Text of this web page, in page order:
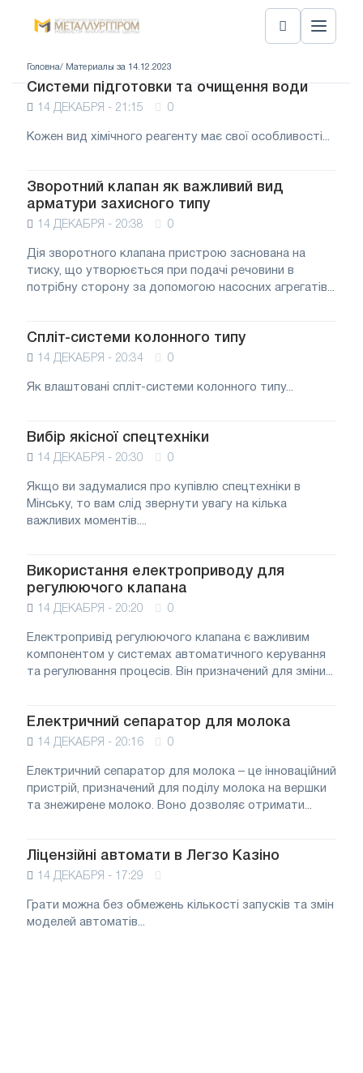
Головна/ Материалы за 14.12.2023
Системи підготовки та очищення води
14 ДЕКАБРЯ - 21:15 0
Кожен вид хімічного реагенту має свої особливості...
Зворотний клапан як важливий вид
арматури захисного типу
14 ДЕКАБРЯ - 20:38 0
Дія зворотного клапана пристрою заснована на
тиску, що утворюється при подачі речовини в
потрібну сторону за допомогою насосних агрегатів...
Спліт-системи колонного типу
14 ДЕКАБРЯ - 20:34 0
Як влаштовані спліт-системи колонного типу...
Вибір якісної спецтехніки
14 ДЕКАБРЯ - 20:30 0
Якщо ви задумалися про купівлю спецтехніки в
Мінську, то вам слід звернути увагу на кілька
важливих моментів....
Використання електроприводу для
регулюючого клапана
14 ДЕКАБРЯ - 20:20 0
Електропривід регулюючого клапана є важливим
компонентом у системах автоматичного керування
та регулювання процесів. Він призначений для зміни...
Електричний сепаратор для молока
14 ДЕКАБРЯ - 20:16 0
Електричний сепаратор для молока – це інноваційний
пристрій, призначений для поділу молока на вершки
та знежирене молоко. Воно дозволяє отримати...
Ліцензійні автомати в Легзо Казіно
14 ДЕКАБРЯ - 17:29
Грати можна без обмежень кількості запусків та змін
моделей автоматів...